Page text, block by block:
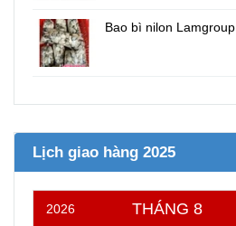
Bao bì nilon Lamgroup
Lịch giao hàng 2025
2026 THÁNG 8